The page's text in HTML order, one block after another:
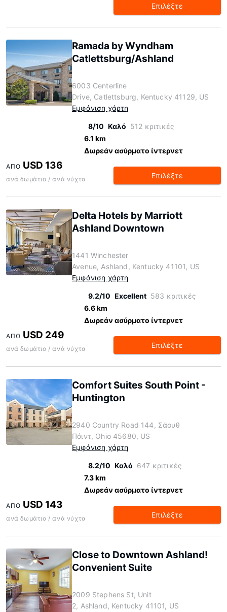
Επιλέξτε
Ramada by Wyndham
Catlettsburg/Ashland
6003 Centerline
Drive, Catlettsburg, Kentucky 41129, US
Εμφάνιση χάρτη
8/10 Καλό 512 κριτικές
6.1 km
Δωρεάν ασύρματο ίντερνετ
ΑΠΌ USD 136
ανά δωμάτιο / ανά νύχτα Επιλέξτε
Delta Hotels by Marriott
Ashland Downtown
1441 Winchester
Avenue, Ashland, Kentucky 41101, US
Εμφάνιση χάρτη
9.2/10 Excellent 583 κριτικές
6.6 km
Δωρεάν ασύρματο ίντερνετ
ΑΠΌ USD 249
ανά δωμάτιο / ανά νύχτα Επιλέξτε
Comfort Suites South Point -
Huntington
2940 Country Road 144, Σάουθ
Πόιντ, Ohio 45680, US
Εμφάνιση χάρτη
8.2/10 Καλό 647 κριτικές
7.3 km
Δωρεάν ασύρματο ίντερνετ
ΑΠΌ USD 143
ανά δωμάτιο / ανά νύχτα Επιλέξτε
Close to Downtown Ashland!
Convenient Suite
2009 Stephens St, Unit
2, Ashland, Kentucky 41101, US